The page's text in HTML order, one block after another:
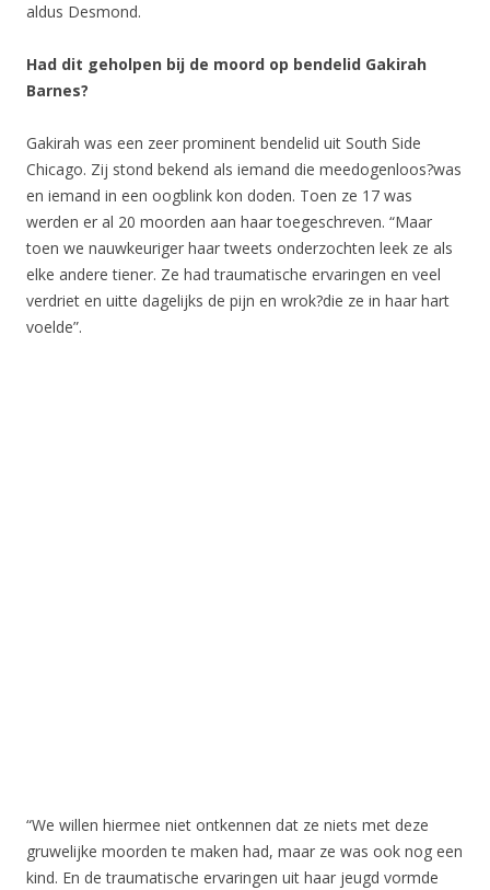
aldus Desmond.
Had dit geholpen bij de moord op bendelid Gakirah
Barnes?
Gakirah was een zeer prominent bendelid uit South Side
Chicago. Zij stond bekend als iemand die meedogenloos?was
en iemand in een oogblink kon doden. Toen ze 17 was
werden er al 20 moorden aan haar toegeschreven. “Maar
toen we nauwkeuriger haar tweets onderzochten leek ze als
elke andere tiener. Ze had traumatische ervaringen en veel
verdriet en uitte dagelijks de pijn en wrok?die ze in haar hart
voelde”.
“We willen hiermee niet ontkennen dat ze niets met deze
gruwelijke moorden te maken had, maar ze was ook nog een
kind. En de traumatische ervaringen uit haar jeugd vormde